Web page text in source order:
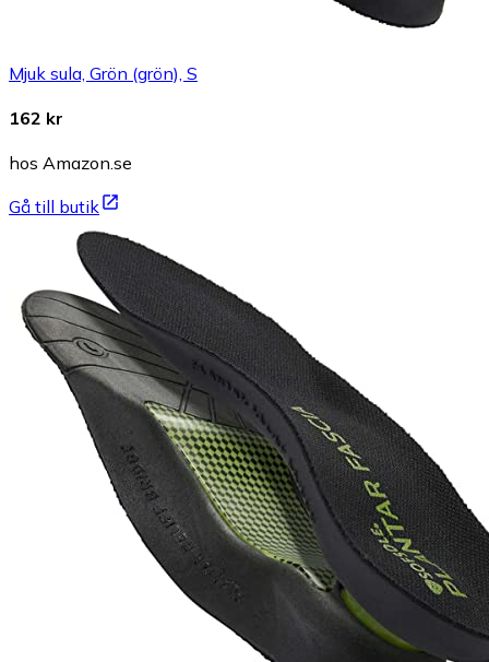
Mjuk sula, Grön (grön), S
162 kr
hos Amazon.se
Gå till butik